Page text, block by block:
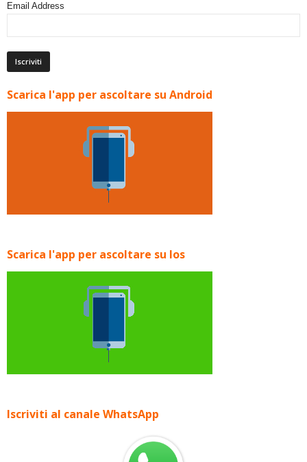
Email Address
Scarica l'app per ascoltare su Android
Scarica l'app per ascoltare su Ios
Iscriviti al canale WhatsApp